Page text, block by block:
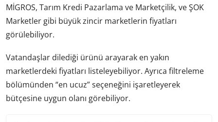
MİGROS, Tarım Kredi Pazarlama ve Marketçilik, ve ŞOK
Marketler gibi büyük zincir marketlerin fiyatları
görülebiliyor.
Vatandaşlar dilediği ürünü arayarak en yakın
marketlerdeki fiyatları listeleyebiliyor. Ayrıca filtreleme
bölümünden “en ucuz” seçeneğini işaretleyerek
bütçesine uygun olanı görebiliyor.